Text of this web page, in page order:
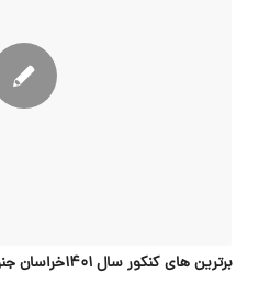
برترین های کنکور سال 1401خراسان جنوبی